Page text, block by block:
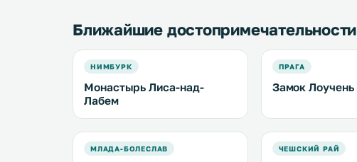
Ближайшие достопримечательности
НИМБУРК
Монастырь Лиса-над-
Лабем
ПРАГА
Замок Лоучень
МЛАДА-БОЛЕСЛАВ ЧЕШСКИЙ РАЙ